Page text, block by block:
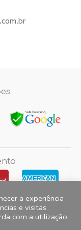
2026 Magazine do
a experiência
e visitas
com a utilização